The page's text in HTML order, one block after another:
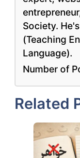
Society.
(Teaching
Language).
Number of
Related